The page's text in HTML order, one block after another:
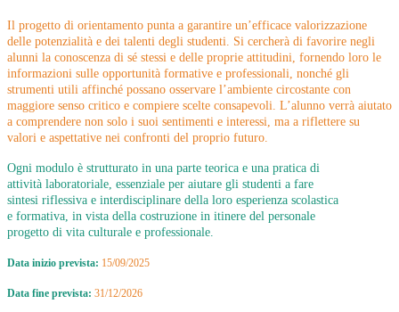
Il progetto di orientamento punta a garantire un’efficace valorizzazione
delle potenzialità e dei talenti degli studenti. Si cercherà di favorire negli
alunni la conoscenza di sé stessi e delle proprie attitudini, fornendo loro le
informazioni sulle opportunità formative e professionali, nonché gli
strumenti utili affinché possano osservare l’ambiente circostante con
maggiore senso critico e compiere scelte consapevoli. L’alunno verrà aiutato
a comprendere non solo i suoi sentimenti e interessi, ma a riflettere su
valori e aspettative nei confronti del proprio futuro.
Ogni modulo è strutturato in una parte teorica e una pratica di
attività laboratoriale, essenziale per aiutare gli studenti a fare
sintesi riflessiva e interdisciplinare della loro esperienza scolastica
e formativa, in vista della costruzione in itinere del personale
progetto di vita culturale e professionale.
Data inizio prevista: 15/09/2025
Data fine prevista: 31/12/2026